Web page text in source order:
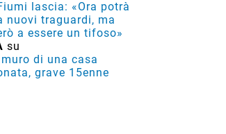
lascia: «Ora potrà
nuovi traguardi, ma
a essere un tifoso»
su
di una casa
grave 15enne